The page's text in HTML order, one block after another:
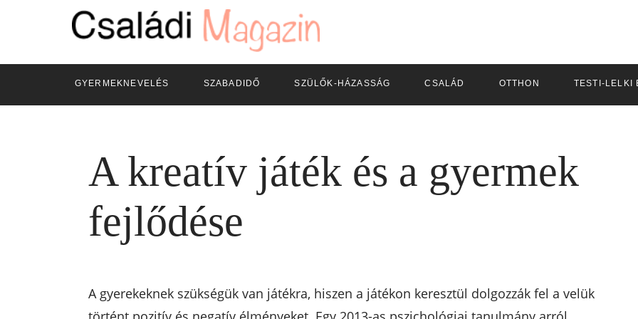
GYERMEKNEVELÉS SZABADIDŐ SZÜLŐK-HÁZASSÁG CSALÁD OTTHON TESTI-LELKI
A kreatív játék és a gyermek
fejlődése
A gyerekeknek szükségük van játékra, hiszen a játékon keresztül dolgozzák fel a velük